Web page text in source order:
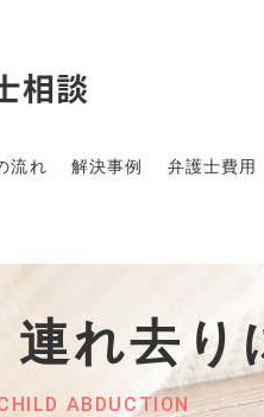
流れ 解決事例 弁護士費用
連れ去り
ABDUCTION